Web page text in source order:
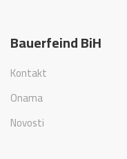
Bauerfeind BiH
Kontakt
Onama
Novosti